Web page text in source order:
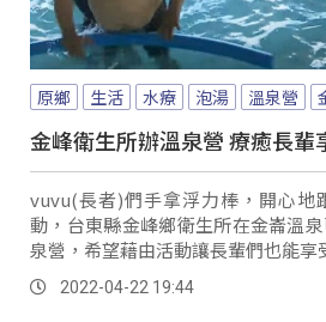
原鄉 生活 水療 泡湯 溫泉營
金峰衛生所辦溫泉營 療癒長輩
vuvu(長者)們手拿浮力棒，開心地
動，台東縣金峰鄉衛生所在金崙溫
泉營，希望藉由活動讓長輩們也能享
2022-04-22 19:44